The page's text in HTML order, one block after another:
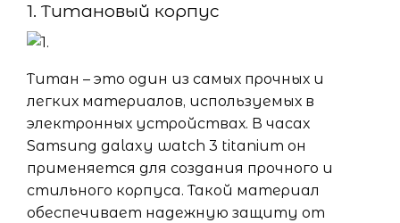
1. Титановый корпус
Титан – это один из самых прочных и
легких материалов, используемых в
электронных устройствах. В часах
Samsung galaxy watch 3 titanium он
применяется для создания прочного и
стильного корпуса. Такой материал
обеспечивает надежную защиту от